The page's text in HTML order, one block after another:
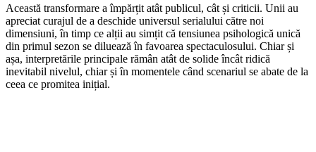
Această transformare a împărțit atât publicul, cât și criticii. Unii au
apreciat curajul de a deschide universul serialului către noi
dimensiuni, în timp ce alții au simțit că tensiunea psihologică unică
din primul sezon se diluează în favoarea spectaculosului. Chiar și
așa, interpretările principale rămân atât de solide încât ridică
inevitabil nivelul, chiar și în momentele când scenariul se abate de la
ceea ce promitea inițial.